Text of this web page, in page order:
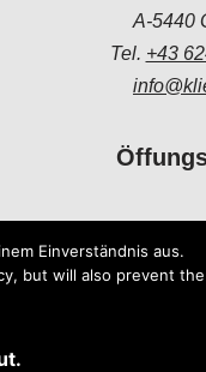
A-5440
Tel. +43
08.00 -
Einverständnis aus.
but will also prevent